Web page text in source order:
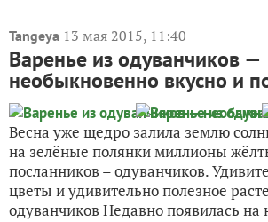
Tangeya 13 мая 2015, 11:40
Варенье из одуванчиков —
необыкновенно вкусно и
Весна уже щедро залила землю
на зелёные полянки миллионы
посланников – одуванчиков.
цветы и удивительно полезное
одуванчиков Недавно появилась